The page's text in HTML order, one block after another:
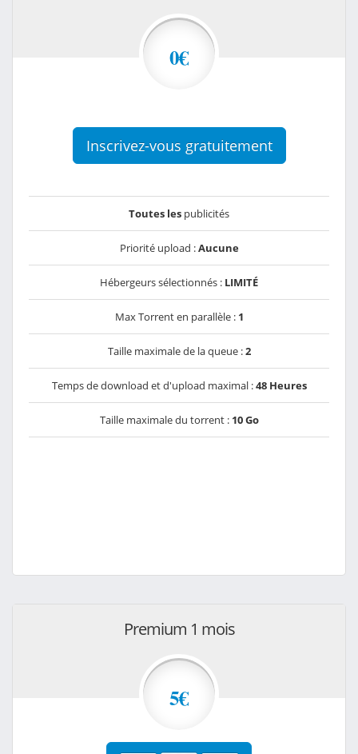
0€
Inscrivez-vous gratuitement
Toutes les publicités
Priorité upload :Aucune
Hébergeurs sélectionnés : LIMITÉ
Max Torrent en parallèle : 1
Taille maximale de la queue :2
Temps de download et d'upload maximal :48 Heures
Taille maximale du torrent : 10 Go
Premium 1 mois
5€